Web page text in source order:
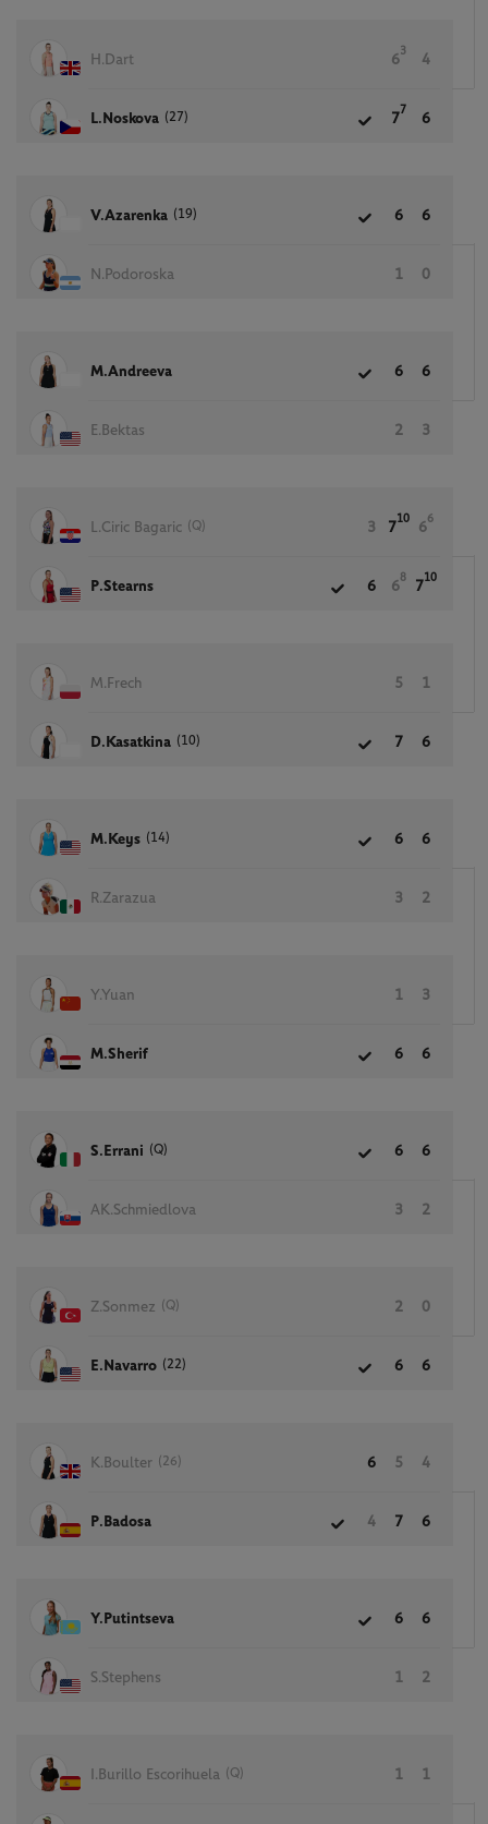
H.Dart 6
3
4
L.Noskova (27) 7
7
6
V.Azarenka (19) 6 6
N.Podoroska 1 0
M.Andreeva 6 6
E.Bektas 2 3
L.Ciric Bagaric (Q) 3 7
10
6
6
P.Stearns 6 6
8
7
10
M.Frech 5 1
D.Kasatkina (10) 7 6
M.Keys (14) 6 6
R.Zarazua 3 2
Y.Yuan 1 3
M.Sherif 6 6
S.Errani (Q) 6 6
AK.Schmiedlova 3 2
Z.Sonmez (Q) 2 0
E.Navarro (22) 6 6
K.Boulter (26) 6 5 4
P.Badosa 4 7 6
Y.Putintseva 6 6
S.Stephens 1 2
I.Burillo Escorihuela (Q) 1 1